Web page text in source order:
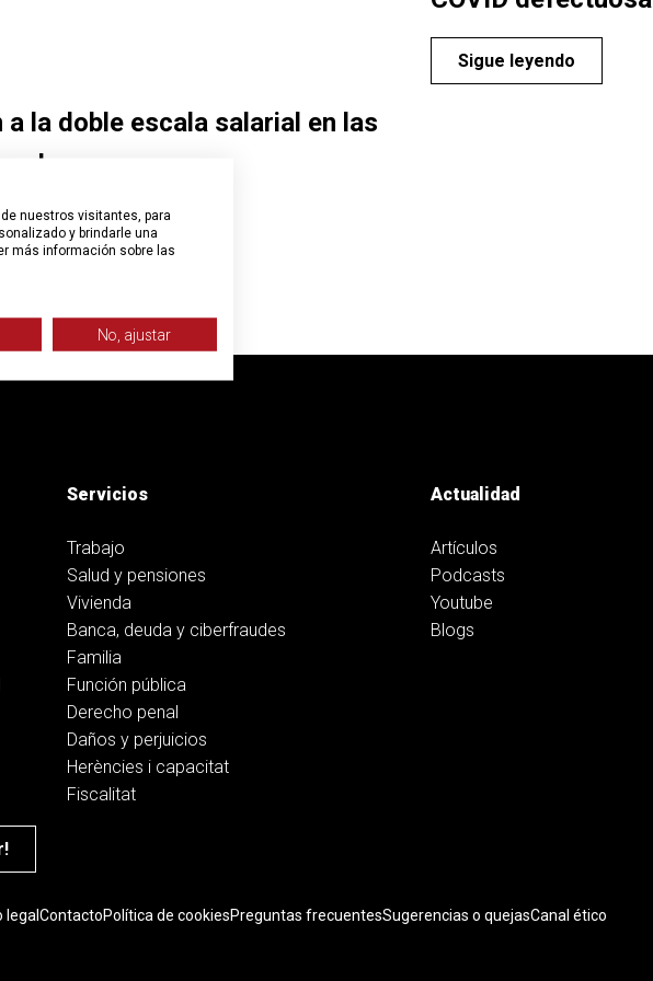
Sigue leyendo
a la doble escala salarial en las
Servicios
Trabajo
Salud y pensiones
Vivienda
Banca, deuda y ciberfraudes
Familia
Función pública
Derecho penal
Daños y perjuicios
Herències i capacitat
Fiscalitat
Actualidad
Artículos
Podcasts
Youtube
Blogs
legal ContactoPolítica de cookiesPreguntas frecuentesSugerencias o quejasCanal ético
nuestros visitantes, para
y brindarle una
más información sobre las
No, ajustar